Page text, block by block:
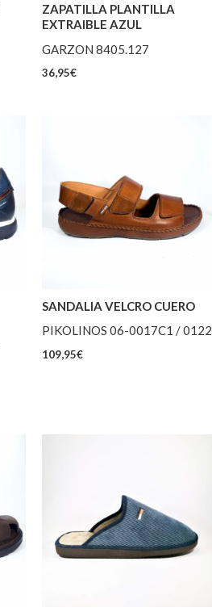
ZAPATILLA PLANTILLA
EXTRAIBLE AZUL
GARZON 8405.127
36,95€
SANDALIA VELCRO CUERO
PIKOLINOS 06-0017C1 / 0122
109,95€